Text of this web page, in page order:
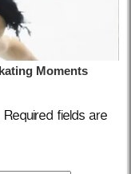
Required fields are